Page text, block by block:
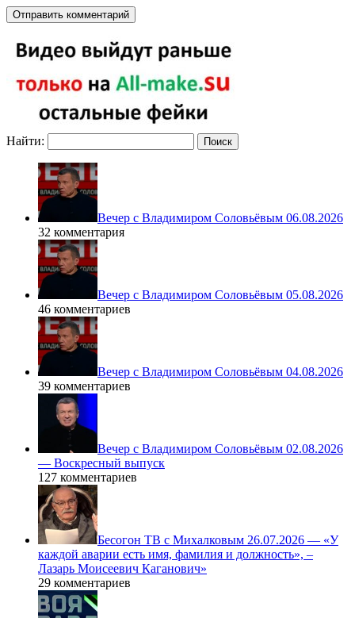
Найти:
Вечер с Владимиром Соловьёвым 06.08.2026
32 комментария
Вечер с Владимиром Соловьёвым 05.08.2026
46 комментариев
Вечер с Владимиром Соловьёвым 04.08.2026
39 комментариев
Вечер с Владимиром Соловьёвым 02.08.2026
— Воскресный выпуск
127 комментариев
Бесогон ТВ с Михалковым 26.07.2026 — «У
каждой аварии есть имя, фамилия и должность», –
Лазарь Моисеевич Каганович»
29 комментариев